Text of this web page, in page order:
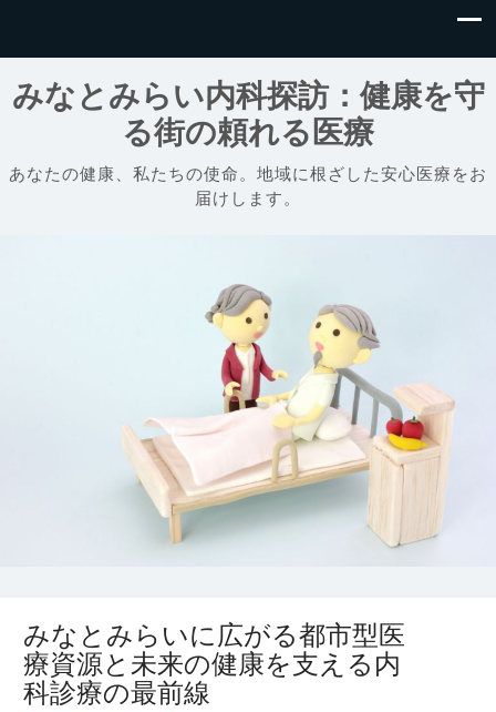
みなとみらい内科探訪：健康を守
る街の頼れる医療
あなたの健康、私たちの使命。地域に根ざした安心医療をお
届けします。
みなとみらいに広がる都市型医
療資源と未来の健康を支える内
科診療の最前線